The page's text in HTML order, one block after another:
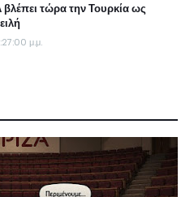
βλέπει τώρα την Τουρκία ως
μ.μ.